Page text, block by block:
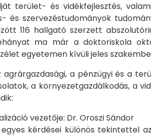
terület- és vidékfejlesztés,
szervezéstudományok
116 hallgató szerzett
ma már a doktoriskola
egyetemen kívüli jeles
a pénzügyi és a
a környezetgazdálkodás, a
vezetője: Dr. Oroszi Sándor
kérdései különös tekintettel